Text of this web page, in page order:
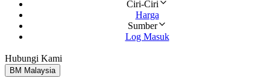
Ciri-Ciri
Harga
Sumber
Log Masuk
Hubungi Kami
BM Malaysia